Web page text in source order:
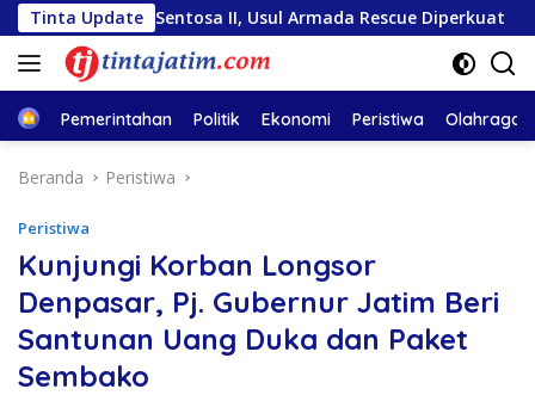
Langsung
ke
konten
Tinta Update
Sentosa II, Usul Armada Rescue Diperkuat
HomePemerintahan Politik Ekonomi Peristiwa Olahraga
Beranda Peristiwa
Peristiwa
Kunjungi Korban Longsor
Denpasar, Pj. Gubernur Jatim Beri
Santunan Uang Duka dan Paket
Sembako